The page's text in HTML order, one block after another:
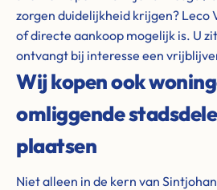
zorgen duidelijkheid krijgen? Leco
of directe aankoop mogelijk is. U
ontvangt bij interesse een
Wij kopen ook
omliggende
plaatsen
Niet alleen in de kern van